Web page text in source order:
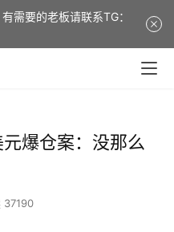
爆仓案：没那么
37190
需要的老板请联系TG：
It is a 8-year-old
TG: tuhaov